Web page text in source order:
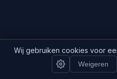
Wij gebruiken cookies voor
Weigeren